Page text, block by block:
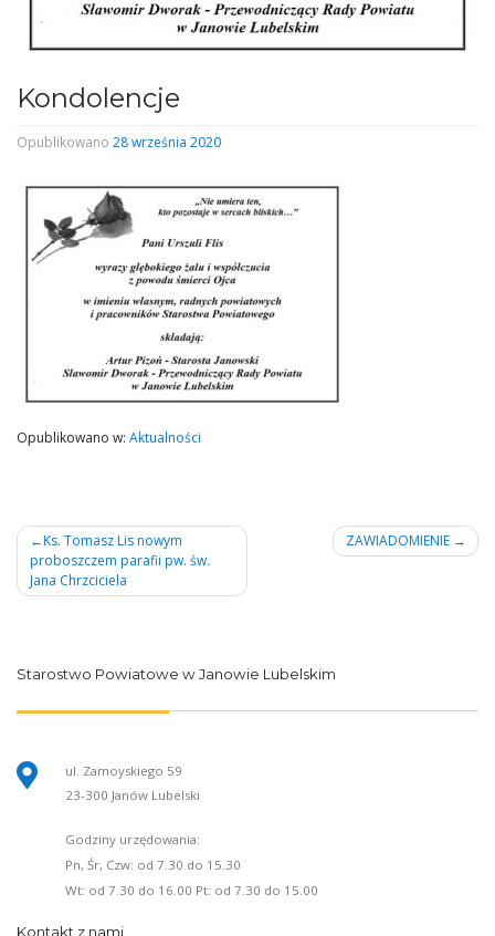
Kondolencje
Opublikowano 28 września 2020
Opublikowano w: Aktualności
Nawigacja
wpisu
Ks. Tomasz Lis nowym
proboszczem parafii pw. św.
Jana Chrzciciela
ZAWIADOMIENIE
Starostwo Powiatowe w Janowie Lubelskim
ul. Zamoyskiego 59
23-300 Janów Lubelski
Godziny urzędowania:
Pn, Śr, Czw: od 7.30 do 15.30
Wt: od 7.30 do 16.00 Pt: od 7.30 do 15.00
Kontakt z nami